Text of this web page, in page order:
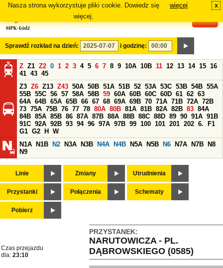
Nasza strona wykorzystuje pliki cookie. Dowiedz się
więcej.
więcej x
Sprawdź rozkład na dzień: i godzinę:
Z Z1 Z2 0 1 2 3 4 5 6 7 8 9 10A 10B 11 12 13 14 15 16
41 43 45
Z3 Z6 Z13 Z43 50A 50B 51A 51B 52 53A 53C 53B 54B 55A
55B 55C 56 57 58A 58B 59 60A 60B 60C 60D 61 62 63
64A 64B 65A 65B 66 67 68 69A 69B 70 71A 71B 72A 72B
73 75A 75B 76 77 78 80A 80B 81A 81B 82A 82B 83 84A
84B 85A 85B 86 87A 87B 88A 88B 88C 88D 89 90 91A 91B
91C 92A 92B 93 94 96 97A 97B 99 100 101 201 202 6.
F1
G1 G2 H
W
N1A
N1B N2 N3A N3B N4A N4B N5A N5B N6 N7A N7B
N8
N9
Linie Zmiany Utrudnienia
Przystanki Połączenia Schematy
Pobierz
PRZYSTANEK:
NARUTOWICZA - PL.
DĄBROWSKIEGO (0585)
Czas przejazdu
dla: 23:10